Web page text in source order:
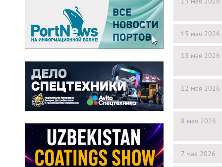
15 мая 2026
13 мая 2026
12 мая 2026
8 мая 2026
7 мая 2026